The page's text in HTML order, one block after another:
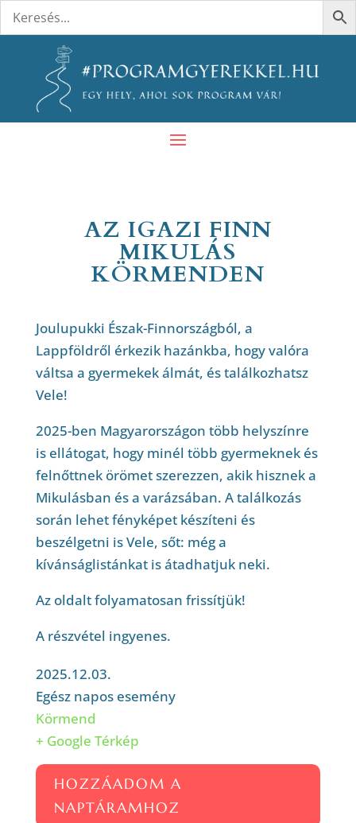
AZ IGAZI FINN
MIKULÁS
KÖRMENDEN
Joulupukki Észak-Finnországból, a
Lappföldről érkezik hazánkba, hogy valóra
váltsa a gyermekek álmát, és találkozhatsz
Vele!
2025-ben Magyarországon több helyszínre
is ellátogat, hogy minél több gyermeknek és
felnőttnek örömet szerezzen, akik hisznek a
Mikulásban és a varázsában. A találkozás
során lehet fényképet készíteni és
beszélgetni is Vele, sőt: még a
kívánságlistánkat is átadhatjuk neki.
Az oldalt folyamatosan frissítjük!
A részvétel ingyenes.
2025.12.03.
Egész napos esemény
Körmend
+ Google Térkép
HOZZÁADOM A
NAPTÁRAMHOZ